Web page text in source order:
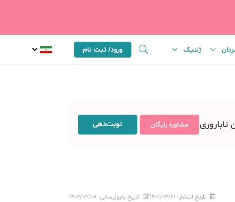
ژنتیک ورود/ ثبت نام
مشاوره رایگان نوبت‌دهی
تاریخ انتشار: ۱۴۰۱/۰۴/۲۱ تاریخ به‌روزرسانی: ۱۴۰۲/۰۳/۰۷